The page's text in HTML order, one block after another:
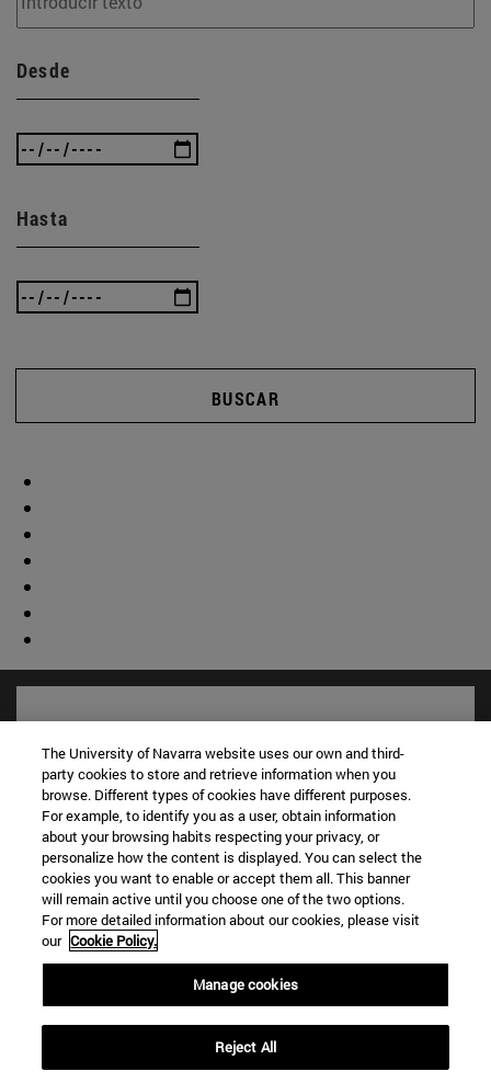
Desde
Hasta
BUSCAR
Accesos directos
Biblioteca(abre en nueva ventana)
(abre en nueva ventana)
Aula virtual ADI (abre en nueva ventana)
Búsqueda de personas(abre en nueva ventana)
Trabaja con nosotros(abre en nueva ventana)
The University of Navarra website uses our own and third-
party cookies to store and retrieve information when you
browse. Different types of cookies have different purposes.
For example, to identify you as a user, obtain information
about your browsing habits respecting your privacy, or
personalize how the content is displayed. You can select the
cookies you want to enable or accept them all. This banner
will remain active until you choose one of the two options.
For more detailed information about our cookies, please visit
our Cookie Policy.
Manage cookies
Reject All